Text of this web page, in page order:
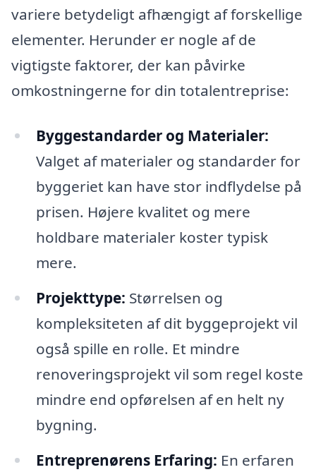
variere betydeligt afhængigt af forskellige
elementer. Herunder er nogle af de
vigtigste faktorer, der kan påvirke
omkostningerne for din totalentreprise:
Byggestandarder og Materialer:
Valget af materialer og standarder for
byggeriet kan have stor indflydelse på
prisen. Højere kvalitet og mere
holdbare materialer koster typisk
mere.
Projekttype: Størrelsen og
kompleksiteten af dit byggeprojekt vil
også spille en rolle. Et mindre
renoveringsprojekt vil som regel koste
mindre end opførelsen af en helt ny
bygning.
Entreprenørens Erfaring: En erfaren